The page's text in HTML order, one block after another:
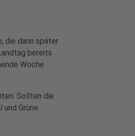
die dann später
bereits
Woche
Sollten die
und Grüne